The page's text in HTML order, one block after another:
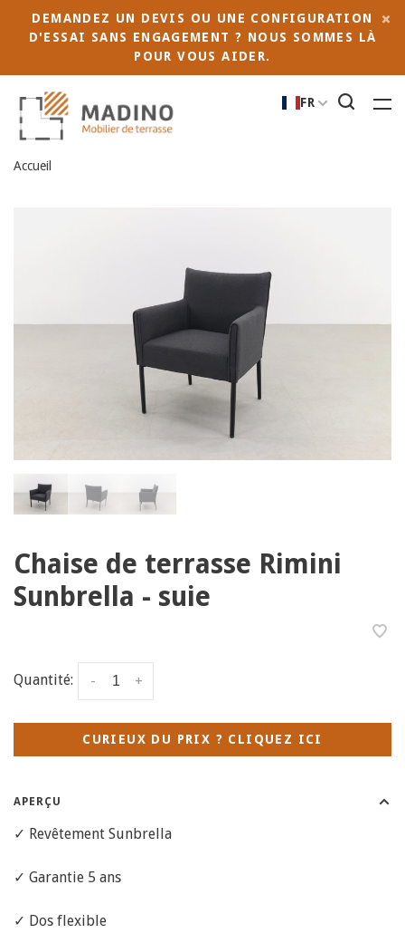
DEMANDEZ UN DEVIS OU UNE CONFIGURATION
D'ESSAI SANS ENGAGEMENT ? NOUS SOMMES LÀ
POUR VOUS AIDER.
FR
Accueil
Chaise de terrasse Rimini
Sunbrella - suie
Quantité: +
-
CURIEUX DU PRIX ? CLIQUEZ ICI
APERÇU
✓ Revêtement Sunbrella
✓ Garantie 5 ans
✓ Dos flexible